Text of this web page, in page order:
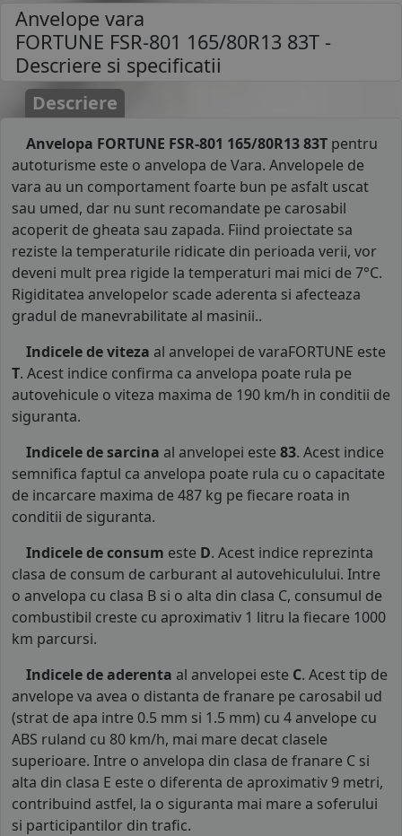
Anvelope vara
FORTUNE FSR-801 165/80R13 83T -
Descriere si specificatii
Descriere
Anvelopa FORTUNE FSR-801 165/80R13 83T pentru
autoturisme este o anvelopa de Vara. Anvelopele de
vara au un comportament foarte bun pe asfalt uscat
sau umed, dar nu sunt recomandate pe carosabil
acoperit de gheata sau zapada. Fiind proiectate sa
reziste la temperaturile ridicate din perioada verii, vor
deveni mult prea rigide la temperaturi mai mici de 7°C.
Rigiditatea anvelopelor scade aderenta si afecteaza
gradul de manevrabilitate al masinii..
Indicele de viteza al anvelopei de varaFORTUNE este
T. Acest indice confirma ca anvelopa poate rula pe
autovehicule o viteza maxima de 190 km/h in conditii de
siguranta.
Indicele de sarcina al anvelopei este 83. Acest indice
semnifica faptul ca anvelopa poate rula cu o capacitate
de incarcare maxima de 487 kg pe fiecare roata in
conditii de siguranta.
Indicele de consum este D. Acest indice reprezinta
clasa de consum de carburant al autovehiculului. Intre
o anvelopa cu clasa B si o alta din clasa C, consumul de
combustibil creste cu aproximativ 1 litru la fiecare 1000
km parcursi.
Indicele de aderenta al anvelopei este C. Acest tip de
anvelope va avea o distanta de franare pe carosabil ud
(strat de apa intre 0.5 mm si 1.5 mm) cu 4 anvelope cu
ABS ruland cu 80 km/h, mai mare decat clasele
superioare. Intre o anvelopa din clasa de franare C si
alta din clasa E este o diferenta de aproximativ 9 metri,
contribuind astfel, la o siguranta mai mare a soferului
si participantilor din trafic.